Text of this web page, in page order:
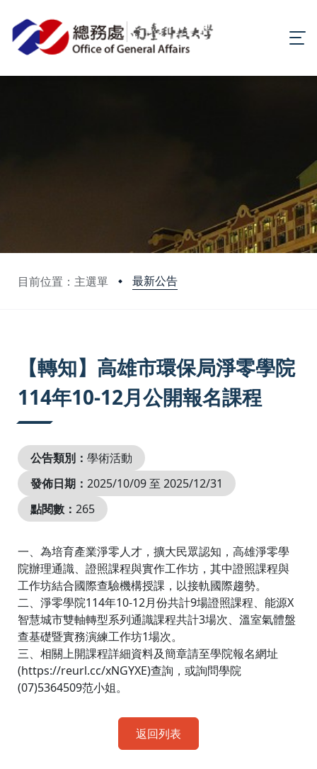
目前位置：主選單 最新公告
【轉知】高雄市環保局淨零學院
114年10-12月公開報名課程
公告類別： 學術活動
發佈日期： 2025/10/09 至 2025/12/31
點閱數： 265
一、為培育產業淨零人才，擴大民眾認知，高雄淨零學
院辦理通識、證照課程與實作工作坊，其中證照課程與
工作坊結合國際查驗機構授課，以接軌國際趨勢。
二、淨零學院114年10-12月份共計9場證照課程、能源X
智慧城市雙軸轉型系列通識課程共計3場次、溫室氣體盤
查基礎暨實務演練工作坊1場次。
三、相關上開課程詳細資料及簡章請至學院報名網址
(https://reurl.cc/xNGYXE)查詢，或詢問學院
(07)5364509范小姐。
返回列表